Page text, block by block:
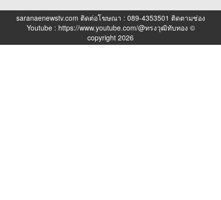
saranaenewstv.com ติดต่อโฆษณา : 089-4353501 ติดตามช่อง
Youtube : https://www.youtube.com/@ทรงวุฒิทับทอง ©
copyright 2026